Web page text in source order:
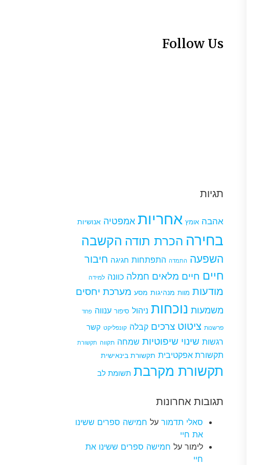
Follow Us
תגיות
אהבה אומץ אחריות אמפטיה אנושיות
בחירה הכרת תודה הקשבה
השפעה התמדה התפתחות חגיגה חיבור
חיים חיים מלאים חמלה כוונה למידה
מודעות מוות מנהיגות מסע מערכת יחסים
משמעות נוכחות ניהול סיפור ענווה פחד
פרשנות ציטוט צרכים קבלה קונפליקט קשר
רגשות שינוי שיפוטיות שמחה תקווה תקשורת
תקשורת אפקטיבית תקשורת בינאישית
תקשורת מקרבת תשומת לב
תגובות אחרונות
סאלי תדמורעל חמישה ספרים ששינו
את חיי
לימורעל חמישה ספרים ששינו את
חיי